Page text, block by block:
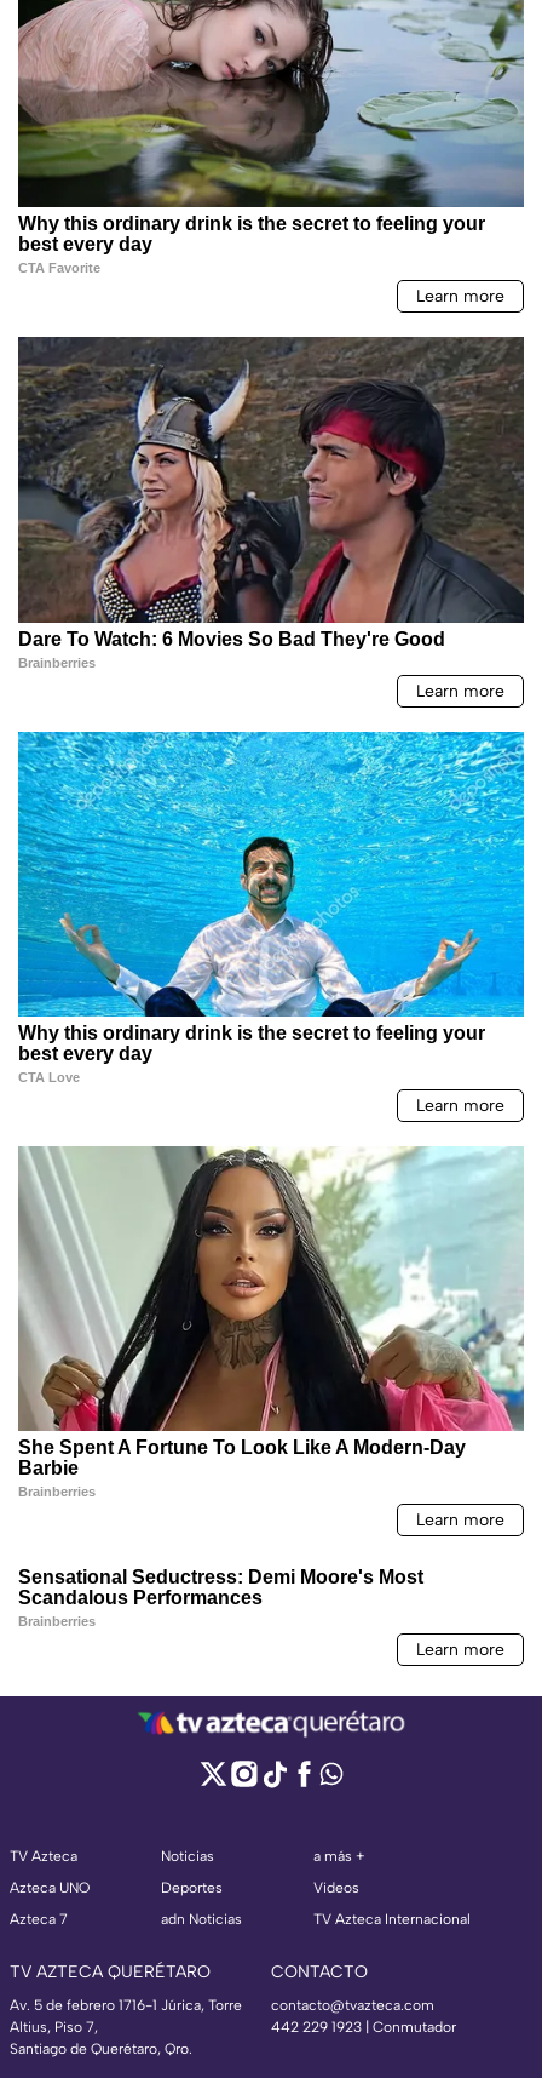
TV Azteca
Azteca UNO
Azteca 7
Noticias
Deportes
adn Noticias
a más +
Videos
TV Azteca Internacional
TV AZTECA QUERÉTARO
Av. 5 de febrero 1716-1 Júrica, Torre
Altius, Piso 7,
Santiago de Querétaro, Qro.
CONTACTO
contacto@tvazteca.com
442 229 1923 | Conmutador